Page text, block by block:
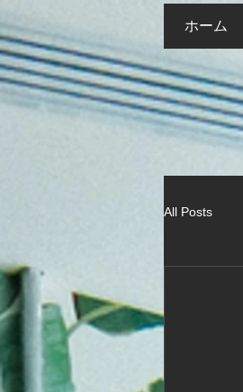
ホーム
All Posts